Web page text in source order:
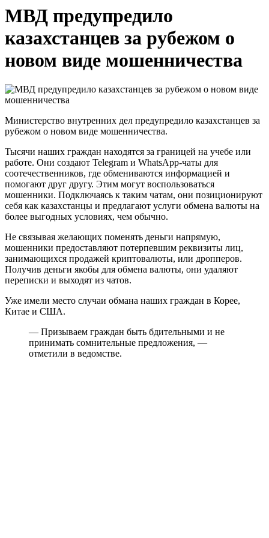
МВД предупредило
казахстанцев за рубежом о
новом виде мошенничества
Министерство внутренних дел предупредило казахстанцев за
рубежом о новом виде мошенничества.
Тысячи наших граждан находятся за границей на учебе или
работе. Они создают Telegram и WhatsApp-чаты для
соотечественников, где обмениваются информацией и
помогают друг другу. Этим могут воспользоваться
мошенники. Подключаясь к таким чатам, они позиционируют
себя как казахстанцы и предлагают услуги обмена валюты на
более выгодных условиях, чем обычно.
Не связывая желающих поменять деньги напрямую,
мошенники предоставляют потерпевшим реквизиты лиц,
занимающихся продажей криптовалюты, или дропперов.
Получив деньги якобы для обмена валюты, они удаляют
переписки и выходят из чатов.
Уже имели место случаи обмана наших граждан в Корее,
Китае и США.
— Призываем граждан быть бдительными и не
принимать сомнительные предложения, —
отметили в ведомстве.